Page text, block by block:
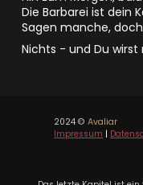
Die Barbarei ist dein
Sagen manche,
Nichts - und Du wirst
2024 ©Avaliar
Impressum |